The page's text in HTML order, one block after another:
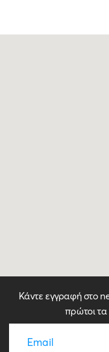
Κάντε εγγραφή στο
πρώτοι τα